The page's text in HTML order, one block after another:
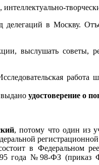
делегаций в Москву.
выслушать советы,
работа
удостоверение о
, потому что один из
в Федеральном
года №98-ФЗ (приказ